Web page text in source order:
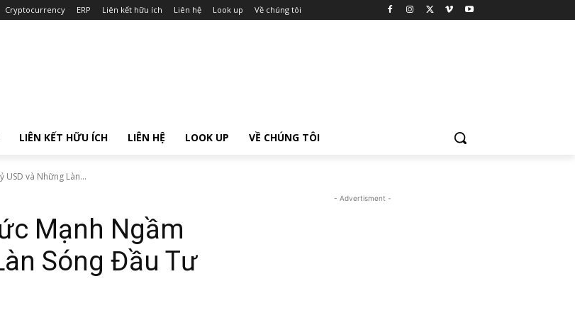
Cryptocurrency ERP Liên kết hữu ích Liên hệ Look up Về chúng tôi
LIÊN KẾT HỮU ÍCH LIÊN HỆ LOOK UP VỀ CHÚNG TÔI
USD và Những Làn...
Mạnh Ngầm
Sóng Đầu Tư
- Advertisment -